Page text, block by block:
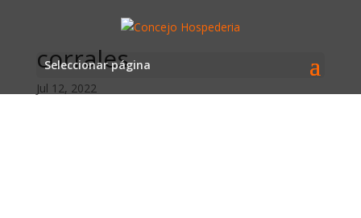
Seleccionar página
corrales
Jul 12, 2022